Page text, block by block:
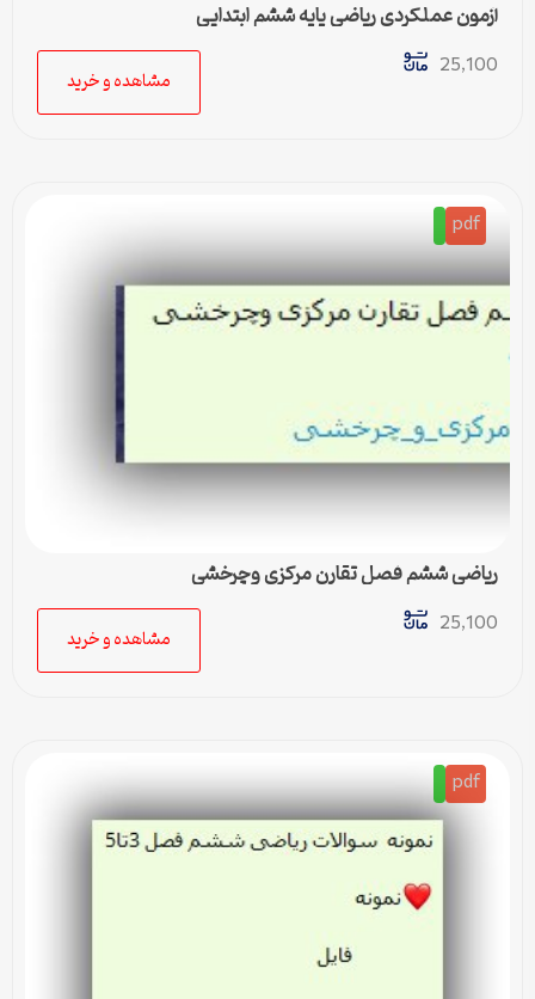
آزمون عملکردی ریاضی پایه ششم ابتدایی
25,100
مشاهده و خرید
pdf
ریاضی ششم فصل تقارن مرکزی وچرخشی
25,100
مشاهده و خرید
pdf